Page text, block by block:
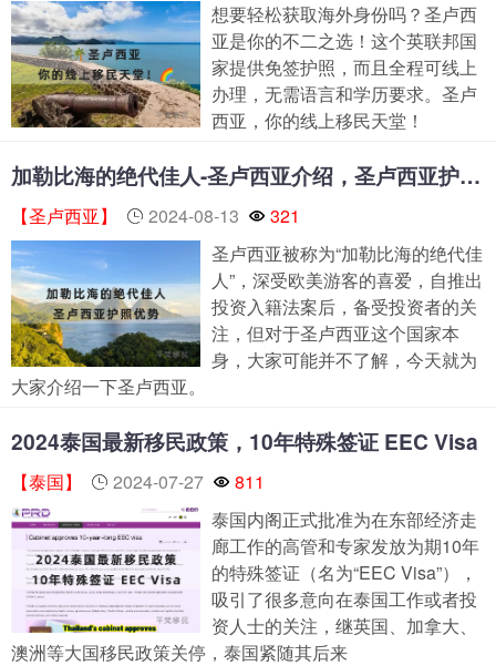
想要轻松获取海外身份吗？圣卢西
亚是你的不二之选！这个英联邦国
家提供免签护照，而且全程可线上
办理，无需语言和学历要求。圣卢
西亚，你的线上移民天堂！
加勒比海的绝代佳人-圣卢西亚介绍，圣卢西亚护照优势
【圣卢西亚】 2024-08-13
321
圣卢西亚被称为“加勒比海的绝代佳
人”，深受欧美游客的喜爱，自推出
投资入籍法案后，备受投资者的关
注，但对于圣卢西亚这个国家本
身，大家可能并不了解，今天就为
大家介绍一下圣卢西亚。
2024泰国最新移民政策，10年特殊签证 EEC Visa
【泰国】 2024-07-27
811
泰国内阁正式批准为在东部经济走
廊工作的高管和专家发放为期10年
的特殊签证（名为“EEC Visa”），
吸引了很多意向在泰国工作或者投
资人士的关注，继英国、加拿大、
澳洲等大国移民政策关停，泰国紧随其后来